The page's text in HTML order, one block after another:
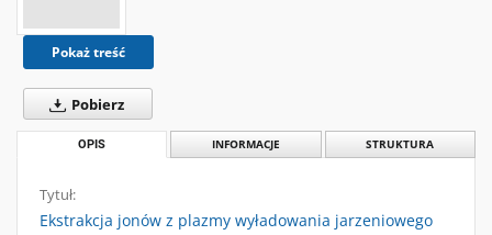
Pokaż treść
Pobierz
OPIS INFORMACJE STRUKTURA
Tytuł:
Ekstrakcja jonów z plazmy wyładowania jarzeniowego